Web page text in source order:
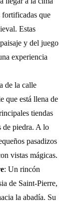
fortificadas que
Estas
y del juego
experiencia
de la calle
que está llena de
tiendas
de piedra. A lo
pasadizos
vistas mágicas.
: Un rincón
de Saint-Pierre,
la abadía. Su